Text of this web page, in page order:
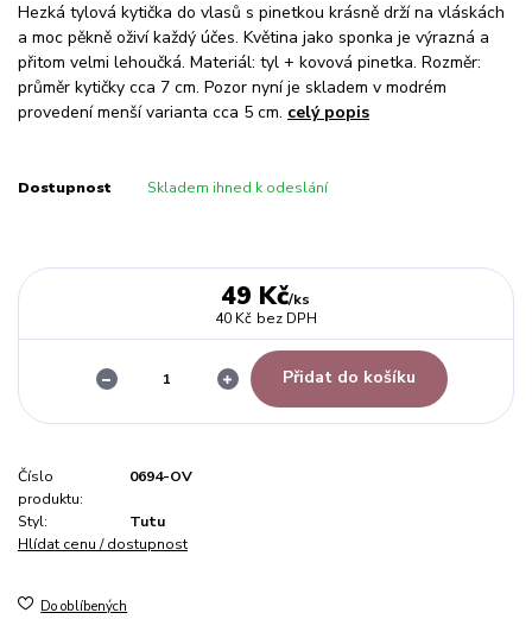
Hezká tylová kytička do vlasů s pinetkou krásně drží na vláskách
a moc pěkně oživí každý účes. Květina jako sponka je výrazná a
přitom velmi lehoučká. Materiál: tyl + kovová pinetka. Rozměr:
průměr kytičky cca 7 cm. Pozor nyní je skladem v modrém
provedení menší varianta cca 5 cm. celý popis
Dostupnost Skladem ihned k odeslání
49 Kč/ks
40 Kč bez DPH
Přidat do košíku
Číslo
produktu:
0694-OV
Styl:
Tutu
Hlídat cenu / dostupnost
Do oblíbených